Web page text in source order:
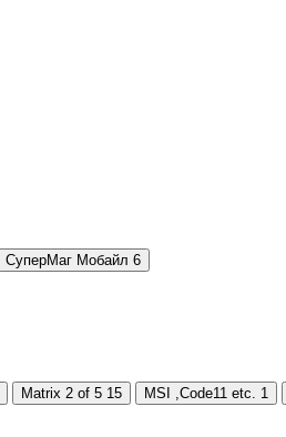
СуперМаг Мобайл 6
Matrix 2 of 5 15 MSI ,Code11 etc. 1